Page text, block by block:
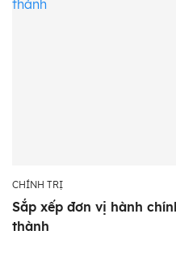
CHÍNH TRỊ
Sắp xếp đơn vị hành
thành